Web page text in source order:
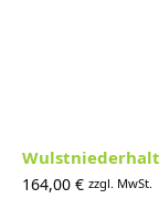
164,00 € zzgl. MwSt.